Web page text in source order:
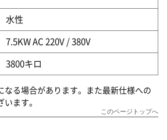
水性
7.5KW AC 220V / 380V
3800キロ
る場合があります。また最新仕様への
ます。
このページトップへ